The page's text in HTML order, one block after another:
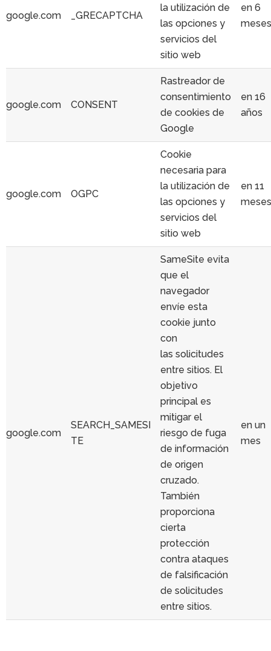
google.com _GRECAPTCHA
la utilización de
las opciones y
servicios del
sitio web
en 6
meses
google.com CONSENT
Rastreador de
consentimiento
de cookies de
Google
en 16
años
google.com OGPC
Cookie
necesaria para
la utilización de
las opciones y
servicios del
sitio web
en 11
meses
google.com
SEARCH_SAMESI
TE
SameSite evita
que el
navegador
envíe esta
cookie junto
con
las solicitudes
entre sitios. El
objetivo
principal es
mitigar el
riesgo de fuga
de información
de origen
cruzado.
También
proporciona
cierta
protección
contra ataques
de falsificación
de solicitudes
entre sitios.
en un
mes